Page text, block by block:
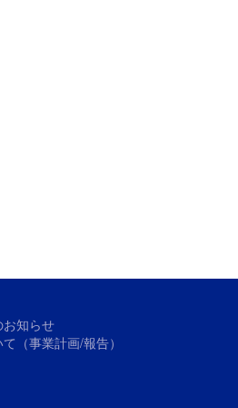
お知らせ
（事業計画/報告）